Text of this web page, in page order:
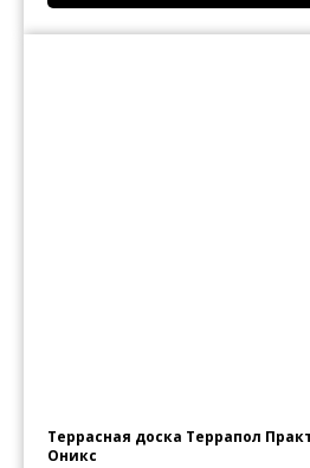
Террасная доска Террапол
Оникс